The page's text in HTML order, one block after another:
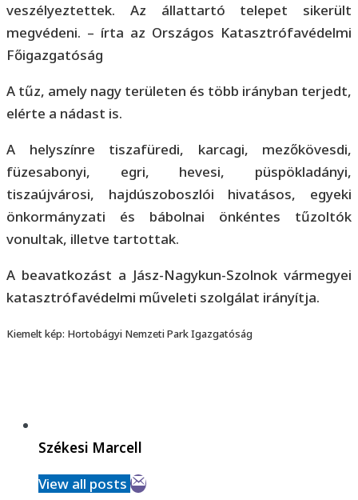
veszélyeztettek. Az állattartó telepet sikerült
megvédeni. – írta az Országos Katasztrófavédelmi
Főigazgatóság
A tűz, amely nagy területen és több irányban terjedt,
elérte a nádast is.
A helyszínre tiszafüredi, karcagi, mezőkövesdi,
füzesabonyi, egri, hevesi, püspökladányi,
tiszaújvárosi, hajdúszoboszlói hivatásos, egyeki
önkormányzati és bábolnai önkéntes tűzoltók
vonultak, illetve tartottak.
A beavatkozást a Jász-Nagykun-Szolnok vármegyei
katasztrófavédelmi műveleti szolgálat irányítja.
Kiemelt kép: Hortobágyi Nemzeti Park Igazgatóság
Székesi Marcell
View all posts